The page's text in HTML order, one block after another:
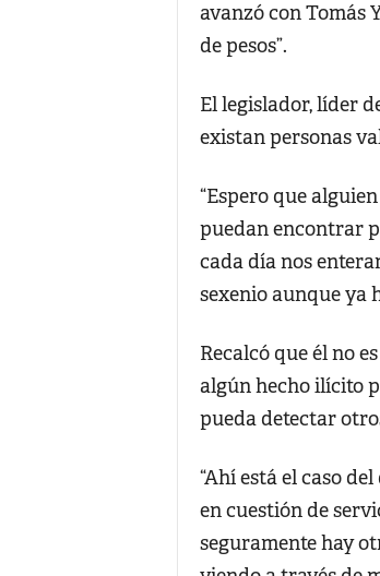
avanzó con Tomás
de pesos”.
El legislador, líder
existan personas
“Espero que
puedan encontrar
cada día nos
sexenio aunque ya
Recalcó que él no
algún hecho ilícito
pueda detectar
“Ahí está el caso
en cuestión de
seguramente hay